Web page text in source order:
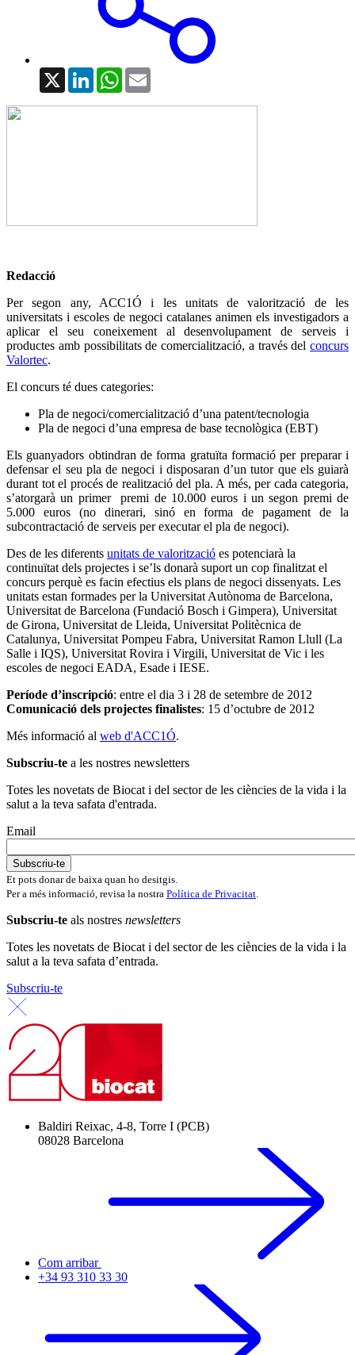
X LinkedInWhatsApp
Redacció
Per segon any, ACC1Ó i les unitats de valorització de les
universitats i escoles de negoci catalanes animen els investigadors a
aplicar el seu coneixement al desenvolupament de serveis i
productes amb possibilitats de comercialització, a través del concurs
Valortec.
El concurs té dues categories:
Pla de negoci/comercialització d’una patent/tecnologia
Pla de negoci d’una empresa de base tecnològica (EBT)
Els guanyadors obtindran de forma gratuïta formació per preparar i
defensar el seu pla de negoci i disposaran d’un tutor que els guiarà
durant tot el procés de realització del pla. A més, per cada categoria,
s’atorgarà un primer premi de 10.000 euros i un segon premi de
5.000 euros (no dinerari, sinó en forma de pagament de la
subcontractació de serveis per executar el pla de negoci).
Des de les diferents unitats de valorització es potenciarà la
continuïtat dels projectes i se’ls donarà suport un cop finalitzat el
concurs perquè es facin efectius els plans de negoci dissenyats. Les
unitats estan formades per la Universitat Autònoma de Barcelona,
Universitat de Barcelona (Fundació Bosch i Gimpera), Universitat
de Girona, Universitat de Lleida, Universitat Politècnica de
Catalunya, Universitat Pompeu Fabra, Universitat Ramon Llull (La
Salle i IQS), Universitat Rovira i Virgili, Universitat de Vic i les
escoles de negoci EADA, Esade i IESE.
Període d’inscripció: entre el dia 3 i 28 de setembre de 2012
Comunicació dels projectes finalistes: 15 d’octubre de 2012
Més informació al web d'ACC1Ó.
Subscriu-te a les nostres newsletters
Totes les novetats de Biocat i del sector de les ciències de la vida i la
salut a la teva safata d'entrada.
Email
Et pots donar de baixa quan ho desitgis.
Per a més informació, revisa la nostra Política de Privacitat.
Subscriu-te als nostres newsletters
Totes les novetats de Biocat i del sector de les ciències de la vida i la
salut a la teva safata d’entrada.
Subscriu-te
Baldiri Reixac, 4-8, Torre I (PCB)
08028 Barcelona
Com arribar
+34 93 310 33 30